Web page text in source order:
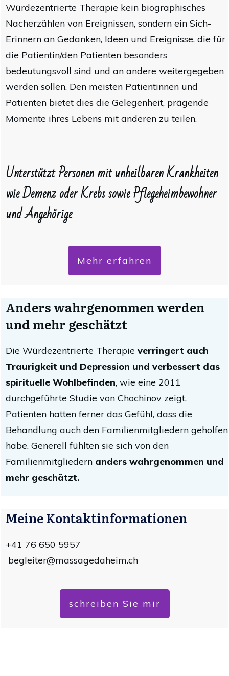
Würdezentrierte Therapie kein biographisches
Nacherzählen von Ereignissen, sondern ein Sich-
Erinnern an Gedanken, Ideen und Ereignisse, die für
die Patientin/den Patienten besonders
bedeutungsvoll sind und an andere weitergegeben
werden sollen. Den meisten Patientinnen und
Patienten bietet dies die Gelegenheit, prägende
Momente ihres Lebens mit anderen zu teilen.
Unterstützt Personen mit unheilbaren Krankheiten
wie Demenz oder Krebs sowie Pflegeheimbewohner
und Angehörige
Mehr erfahren
Anders wahrgenommen werden
und mehr geschätzt
Die Würdezentrierte Therapie verringert auch
Traurigkeit und Depression und verbessert das
spirituelle Wohlbefinden, wie eine 2011
durchgeführte Studie von Chochinov zeigt.
Patienten hatten ferner das Gefühl, dass die
Behandlung auch den Familienmitgliedern geholfen
habe. Generell fühlten sie sich von den
Familienmitgliedern anders wahrgenommen und
mehr geschätzt.
Meine Kontaktinformationen
+41 76 650 5957
begleiter@massagedaheim.ch
schreiben Sie mir